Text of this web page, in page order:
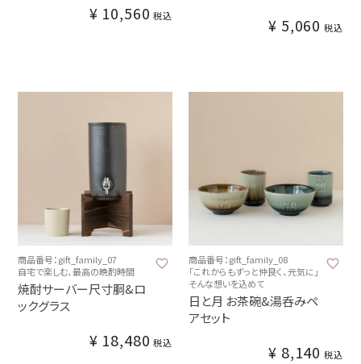
¥ 10,560 税込 ¥ 5,060 税込
商品番号：gift_family_07
自宅で楽しむ、最高の晩酌時間
焼酎サーバー尺寸胴&ロ
ックグラス
¥ 18,480 税込
商品番号：gift_family_08
「これからもずっと仲良く、元気に」
そんな想いを込めて
日と月 お茶碗&湯呑みペ
アセット
¥ 8,140 税込